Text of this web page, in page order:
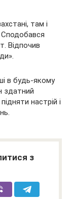
там і
Відпочив
в будь-якому
здатний
настрій і
з